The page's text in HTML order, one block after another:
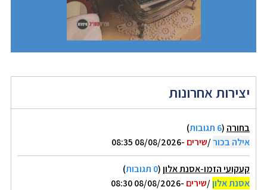
יצירות אחרונות
בחורה (6 תגובות
)
אילה בכור/שירים -08/08/2026 08:35
קעקועי הזמו-אסנת אלון(0 תגובות
)
אסנת אלון/שירים -08/08/2026 08:30